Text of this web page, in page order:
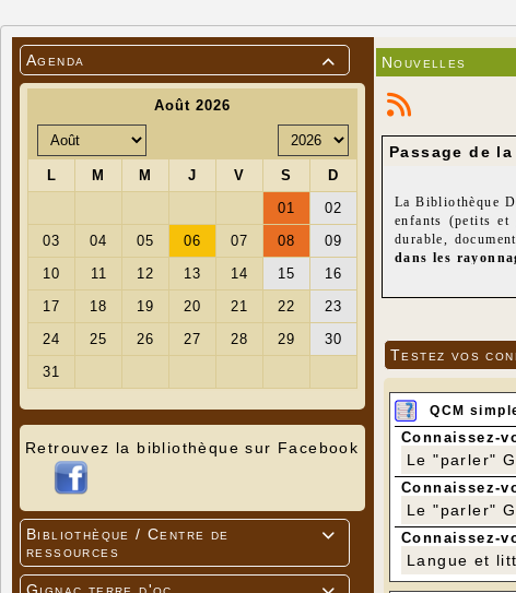

Agenda
Retrouvez la bibliothèque sur Facebook

Bibliothèque / Centre de
ressources
Nouvelles
Passage de la
La Bibliothèque
enfants (petits et
durable,
dans les
Nous vous
livre que vous ne
Nous vous
- le Club de
présenté par un
vin...). Ce club
La date de la
- Informatique :
Tout est gratuit,
Testez vos
QCM
Connaissez-
Le "parler"
Connaissez-
Le "parler"
Connaissez-
Langue et